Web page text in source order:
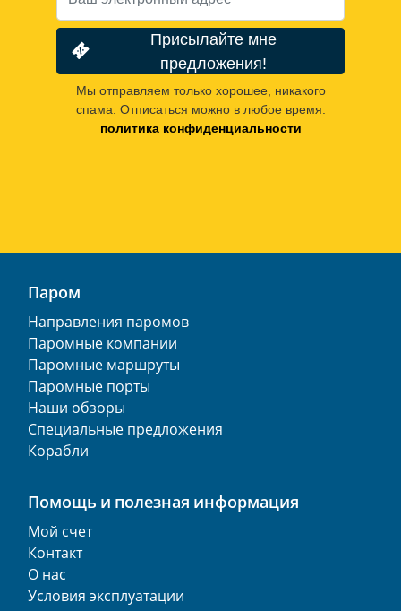
Присылайте мне
предложения!
Мы отправляем только хорошее, никакого
спама. Отписаться можно в любое время.
политика конфиденциальности
Паром
Направления паромов
Паромные компании
Паромные маршруты
Паромные порты
Наши обзоры
Специальные предложения
Корабли
Помощь и полезная информация
Мой счет
Контакт
О нас
Условия эксплуатации